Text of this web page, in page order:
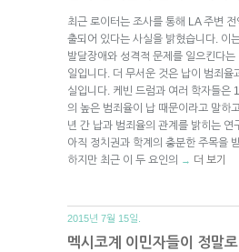
최근 로이터는 조사를 통해 LA 주변
출되어 있다는 사실을 밝혔습니다. 이
발달장애와 성격적 문제를 일으킨다
일입니다. 더 무서운 것은 납이 범죄율
실입니다. 케빈 드럼과 여러 학자들은
의 높은 범죄율이 납 때문이라고 말하
년 간 납과 범죄율의 관계를 밝히는 연
아직 정치권과 학계의 충분한 주목을
하지만 최근 이 두 요인의
→ 더 보기
2015년 7월 15일.
멕시코계 이민자들이 정말